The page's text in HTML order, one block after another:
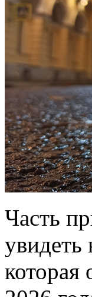
Часть
увидеть
которая